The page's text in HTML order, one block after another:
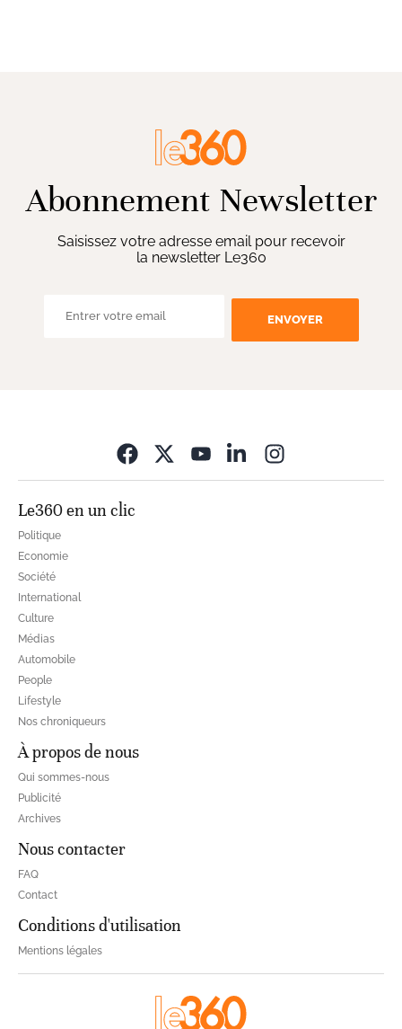
Abonnement Newsletter
Saisissez votre adresse email pour recevoir
la newsletter Le360
ENVOYER
Le360 en un clic
Politique
Economie
Société
International
Culture
Médias
Automobile
People
Lifestyle
Nos chroniqueurs
À propos de nous
Qui sommes-nous
Publicité
Archives
Nous contacter
FAQ
Contact
Conditions d'utilisation
Mentions légales